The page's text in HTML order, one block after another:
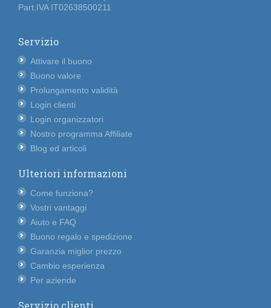
Part.IVA IT02638500211
Servizio
Attivare il buono
Buono valore
Prolungamento validità
Login clienti
Login organizzatori
Nostro programma Affiliate
Blog ed articoli
Ulteriori informazioni
Come funziona?
Vostri vantaggi
Aiuto e FAQ
Buono regalo e spedizione
Garanzia miglior prezzo
Cambio esperienza
Per aziende
Servizio clienti